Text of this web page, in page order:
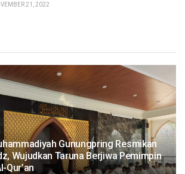
21, 2022
Gunungpring Resmikan
Wujudkan Taruna Berjiwa Pemimpin
Qur’an